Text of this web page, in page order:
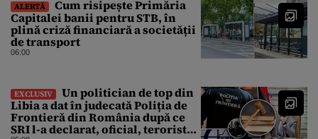
ALERTĂ
Cum risipește Primăria
Capitalei banii pentru STB, în
plină criză financiară a societății
de transport
06:00
EXCLUSIV
Un politician de top din
Libia a dat în judecată Poliția de
Frontieră din România după ce
SRI l-a declarat, oficial, terorist